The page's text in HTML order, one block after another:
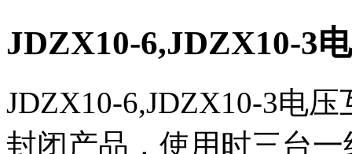
JDZX10-6,JDZX10-3
JDZX10-6,JDZX10-3电
封闭产品，使用时三台